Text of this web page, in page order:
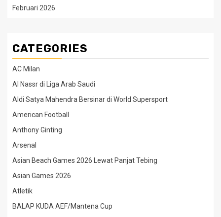
Februari 2026
CATEGORIES
AC Milan
Al Nassr di Liga Arab Saudi
Aldi Satya Mahendra Bersinar di World Supersport
American Football
Anthony Ginting
Arsenal
Asian Beach Games 2026 Lewat Panjat Tebing
Asian Games 2026
Atletik
BALAP KUDA AEF/Mantena Cup